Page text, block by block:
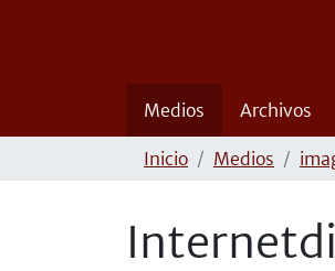
Medios Archivos
Inicio
Medios